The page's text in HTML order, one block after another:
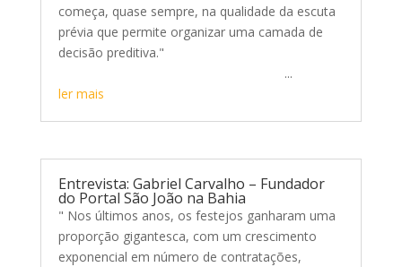
começa, quase sempre, na qualidade da escuta
prévia que permite organizar uma camada de
decisão preditiva."
...
ler mais
Entrevista: Gabriel Carvalho – Fundador
do Portal São João na Bahia
" Nos últimos anos, os festejos ganharam uma
proporção gigantesca, com um crescimento
exponencial em número de contratações,